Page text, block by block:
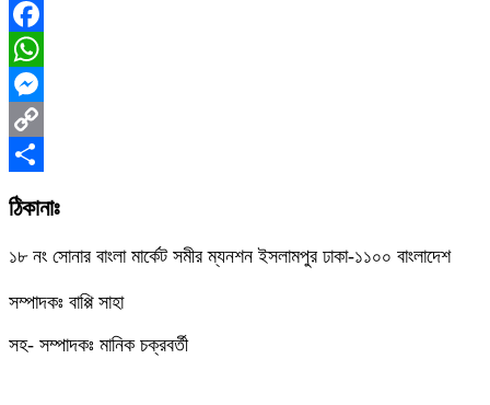
Facebook
WhatsApp
Messenger
Copy
Link
Share
ঠিকানাঃ
১৮ নং সোনার বাংলা মার্কেট সমীর ম্যনশন ইসলামপুর ঢাকা-১১০০ বাংলাদেশ
সম্পাদকঃ বাপ্পি সাহা
সহ- সম্পাদকঃ মানিক চক্রবর্তী